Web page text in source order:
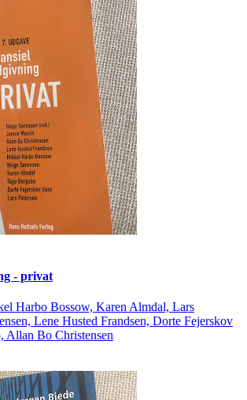
- privat
Harbo Bossow, Karen Almdal, Lars
Lene Husted Frandsen, Dorte Fejerskov
Allan Bo Christensen